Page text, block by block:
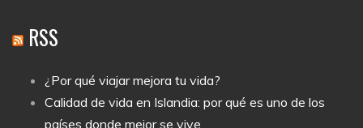
RSS
¿Por qué viajar mejora tu vida?
Calidad de vida en Islandia: por qué es uno de los
países donde mejor se vive